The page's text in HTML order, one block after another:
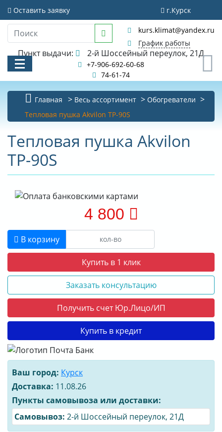
Оставить заявку г.Курск
kurs.klimat@yandex.ru
График работы
Пункт выдачи: 2-й Шоссейный переулок, 21Д
+7-906-692-60-68
74-61-74
КАТАЛОГ
АКЦИИ И РАСПРОДАЖИ
УСЛУГИ
БИБЛИОТЕКА
НОВОСТИ
О КОМПАНИИ
ДОСТАВКА
ОПЛАТА
Главная Весь ассортимент
Обогреватели
Тепловая пушка Akvilon TP-90S
Тепловая пушка Akvilon
TP-90S
4 800
В корзину
Купить в 1 клик
Заказать консультацию
Получить счет Юр.Лицо/ИП
Купить в кредит
Ваш город: Курск
Доставка: 11.08.26
Пункты самовывоза или доставки:
Cамовывоз: 2-й Шоссейный переулок, 21Д